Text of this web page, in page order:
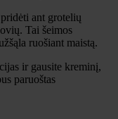
ant grotelių
Tai šeimos
ruošiant maistą.
ir gausite kreminį,
paruoštas